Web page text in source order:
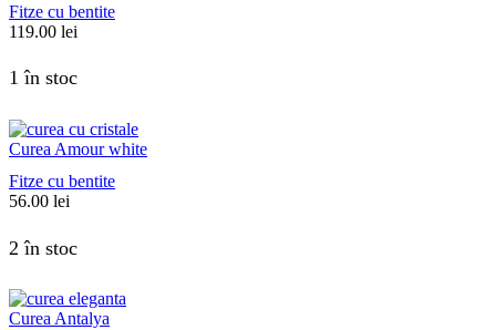
Fitze cu bentite
119.00 lei
1 în stoc
Curea Amour white
Fitze cu bentite
56.00 lei
2 în stoc
Curea Antalya